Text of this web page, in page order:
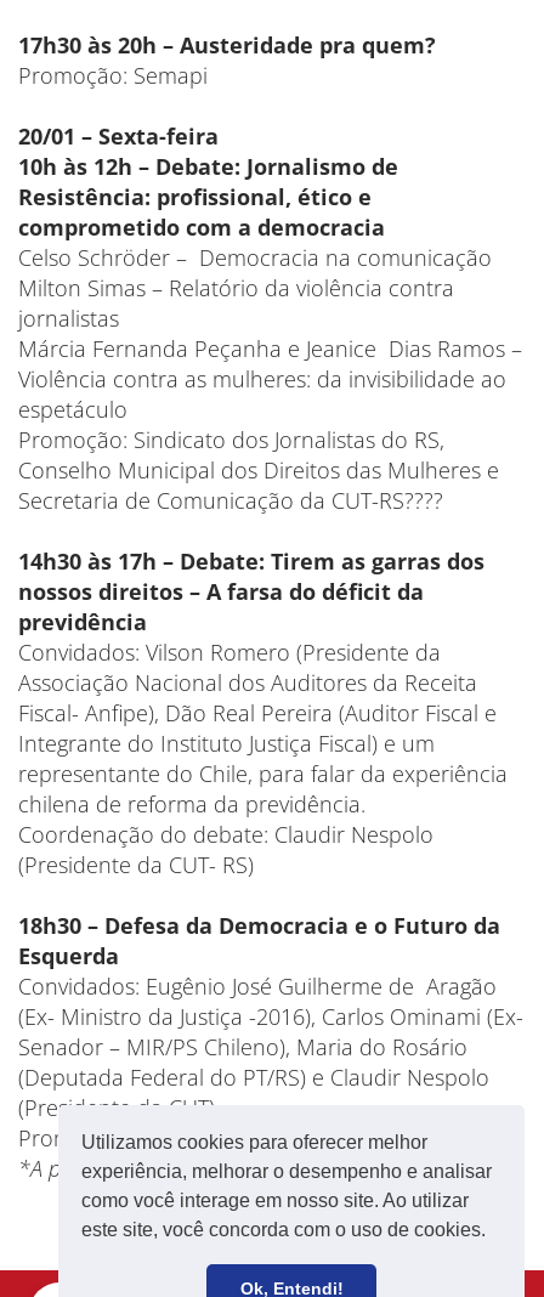
Utilizamos cookies para oferecer melhor
experiência, melhorar o desempenho e analisar
como você interage em nosso site. Ao utilizar
este site, você concorda com o uso de cookies.
Ok, Entendi!
17h30 às 20h – Austeridade pra quem?
Promoção: Semapi
20/01 – Sexta-feira
10h às 12h – Debate: Jornalismo de
Resistência: profissional, ético e
comprometido com a democracia
Celso Schröder – Democracia na comunicação
Milton Simas – Relatório da violência contra
jornalistas
Márcia Fernanda Peçanha e Jeanice Dias Ramos –
Violência contra as mulheres: da invisibilidade ao
espetáculo
Promoção: Sindicato dos Jornalistas do RS,
Conselho Municipal dos Direitos das Mulheres e
Secretaria de Comunicação da CUT-RS????
14h30 às 17h – Debate: Tirem as garras dos
nossos direitos – A farsa do déficit da
previdência
Convidados: Vilson Romero (Presidente da
Associação Nacional dos Auditores da Receita
Fiscal- Anfipe), Dão Real Pereira (Auditor Fiscal e
Integrante do Instituto Justiça Fiscal) e um
representante do Chile, para falar da experiência
chilena de reforma da previdência.
Coordenação do debate: Claudir Nespolo
(Presidente da CUT- RS)
18h30 – Defesa da Democracia e o Futuro da
Esquerda
Convidados: Eugênio José Guilherme de Aragão
(Ex- Ministro da Justiça -2016), Carlos Ominami (Ex-
Senador – MIR/PS Chileno), Maria do Rosário
(Deputada Federal do PT/RS) e Claudir Nespolo
(Presidente da CUT).
Promoção: CUT e Fundação Friedrich Ebert
*A programação está sujeita a alterações.